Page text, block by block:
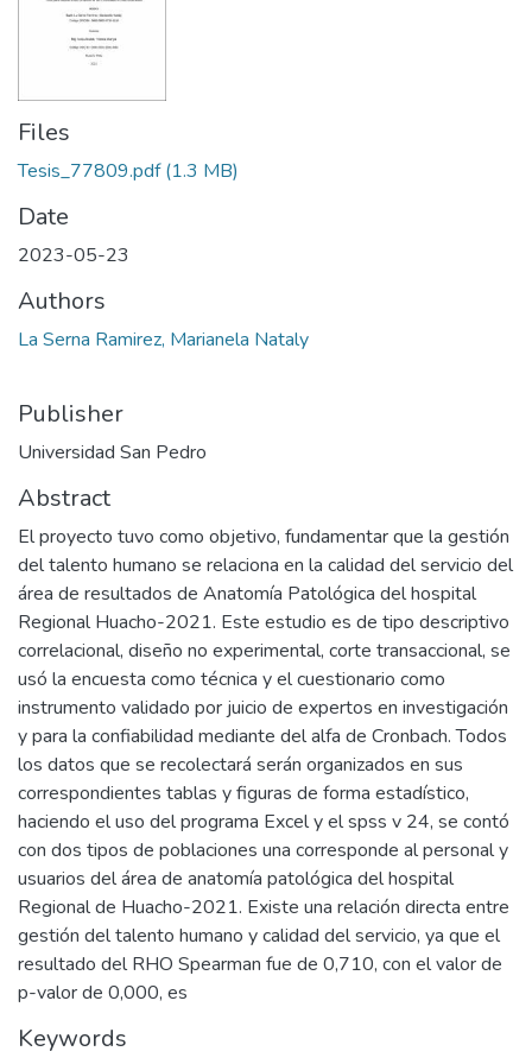
Files
Tesis_77809.pdf(1.3 MB)
Date
2023-05-23
Authors
La Serna Ramirez, Marianela Nataly
Publisher
Universidad San Pedro
Abstract
El proyecto tuvo como objetivo, fundamentar que la gestión
del talento humano se relaciona en la calidad del servicio del
área de resultados de Anatomía Patológica del hospital
Regional Huacho-2021. Este estudio es de tipo descriptivo
correlacional, diseño no experimental, corte transaccional, se
usó la encuesta como técnica y el cuestionario como
instrumento validado por juicio de expertos en investigación
y para la confiabilidad mediante del alfa de Cronbach. Todos
los datos que se recolectará serán organizados en sus
correspondientes tablas y figuras de forma estadístico,
haciendo el uso del programa Excel y el spss v 24, se contó
con dos tipos de poblaciones una corresponde al personal y
usuarios del área de anatomía patológica del hospital
Regional de Huacho-2021. Existe una relación directa entre
gestión del talento humano y calidad del servicio, ya que el
resultado del RHO Spearman fue de 0,710, con el valor de
p-valor de 0,000, es
Keywords